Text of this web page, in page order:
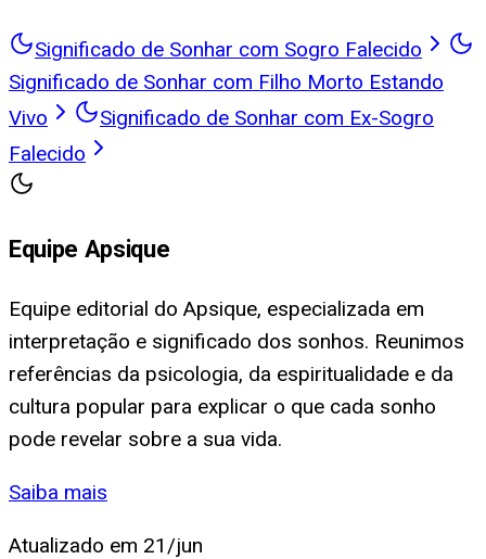
Significado de Sonhar com Sogro Falecido
Significado de Sonhar com Filho Morto Estando
Vivo
Significado de Sonhar com Ex-Sogro
Falecido
Equipe Apsique
Equipe editorial do Apsique, especializada em
interpretação e significado dos sonhos. Reunimos
referências da psicologia, da espiritualidade e da
cultura popular para explicar o que cada sonho
pode revelar sobre a sua vida.
Saiba mais
Atualizado em 21/jun